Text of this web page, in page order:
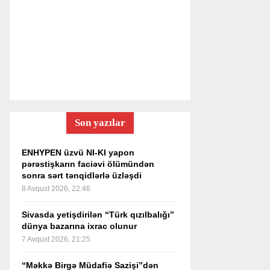
Son yazılar
ENHYPEN üzvü NI-KI yapon
pərəstişkarın faciəvi ölümündən
sonra sərt tənqidlərlə üzləşdi
8 Avqust 2026, 22:46
Sivasda yetişdirilən “Türk qızılbalığı”
dünya bazarına ixrac olunur
7 Avqust 2026, 21:25
“Məkkə Birgə Müdafiə Sazişi”dən